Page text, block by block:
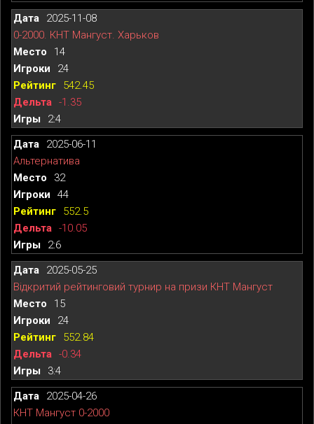
2025-11-08
0-2000. КНТ Мангуст. Харьков
14
24
542.45
-1.35
2:4
2025-06-11
Альтернатива
32
44
552.5
-10.05
2:6
2025-05-25
Відкритий рейтинговий турнир на призи КНТ Мангуст
15
24
552.84
-0.34
3:4
2025-04-26
КНТ Мангуст 0-2000